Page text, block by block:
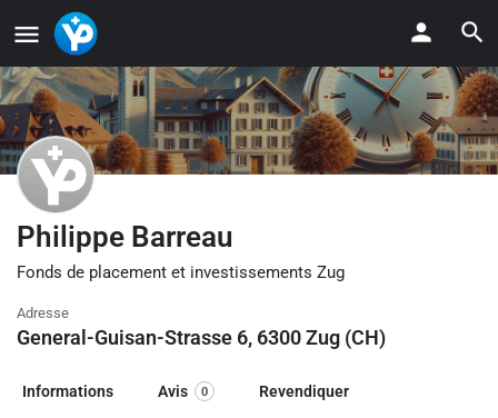
Philippe Barreau
Fonds de placement et investissements Zug
Adresse
General-Guisan-Strasse 6, 6300 Zug (CH)
Informations Avis 0 Revendiquer